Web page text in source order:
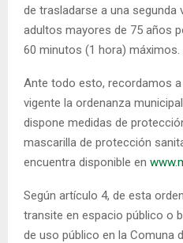
de trasladarse a una segunda
adultos mayores de 75 años
60 minutos (1 hora) máximos.
Ante todo esto, recordamos
vigente la ordenanza
dispone medidas de
mascarilla de protección
encuentra disponible en
Según artículo 4, de esta
transite en espacio público o
de uso público en la Comuna